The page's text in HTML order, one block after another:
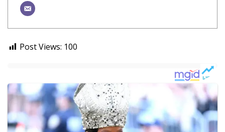
Post Views: 100